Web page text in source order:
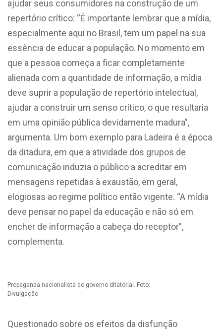
ajudar seus consumidores na construção de um
repertório crítico: “É importante lembrar que a mídia,
especialmente aqui no Brasil, tem um papel na sua
essência de educar a população. No momento em
que a pessoa começa a ficar completamente
alienada com a quantidade de informação, a mídia
deve suprir a população de repertório intelectual,
ajudar a construir um senso crítico, o que resultaria
em uma opinião pública devidamente madura”,
argumenta. Um bom exemplo para Ladeira é a época
da ditadura, em que a atividade dos grupos de
comunicação induzia o público a acreditar em
mensagens repetidas à exaustão, em geral,
elogiosas ao regime político então vigente. “A mídia
deve pensar no papel da educação e não só em
encher de informação a cabeça do receptor”,
complementa.
Propaganda nacionalista do governo ditatorial. Foto:
Divulgação
Questionado sobre os efeitos da disfunção